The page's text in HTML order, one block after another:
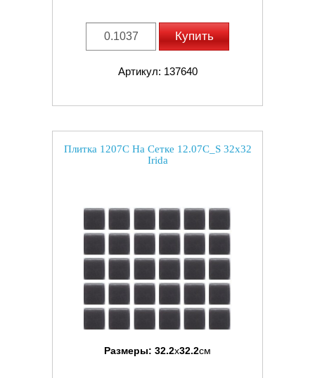
Купить
Артикул: 137640
Плитка 1207C На Сетке 12.07C_S 32x32
Irida
Размеры: 32.2x32.2см